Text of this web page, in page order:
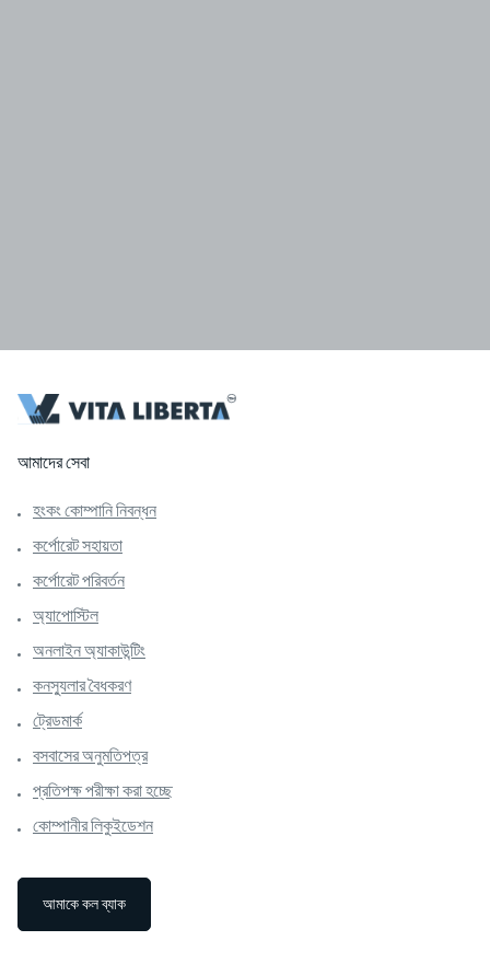
আমাদের সেবা
হংকং কোম্পানি নিবন্ধন
কর্পোরেট সহায়তা
কর্পোরেট পরিবর্তন
অ্যাপোস্টিল
অনলাইন অ্যাকাউন্টিং
কনস্যুলার বৈধকরণ
ট্রেডমার্ক
বসবাসের অনুমতিপত্র
প্রতিপক্ষ পরীক্ষা করা হচ্ছে
কোম্পানীর লিকুইডেশন
আমাকে কল ব্যাক